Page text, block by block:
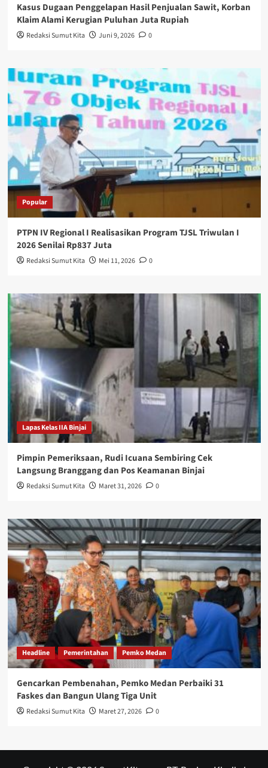
Kasus Dugaan Penggelapan Hasil Penjualan Sawit, Korban
Klaim Alami Kerugian Puluhan Juta Rupiah
Redaksi Sumut Kita Juni 9, 2026 0
Popular
PTPN IV Regional I Realisasikan Program TJSL Triwulan I
2026 Senilai Rp837 Juta
Redaksi Sumut Kita Mei 11, 2026 0
Lapas Kelas IIA Binjai
Pimpin Pemeriksaan, Rudi Icuana Sembiring Cek
Langsung Branggang dan Pos Keamanan Binjai
Redaksi Sumut Kita Maret 31, 2026 0
Headline Pemerintahan Pemko Medan
Gencarkan Pembenahan, Pemko Medan Perbaiki 31
Faskes dan Bangun Ulang Tiga Unit
Redaksi Sumut Kita Maret 27, 2026 0